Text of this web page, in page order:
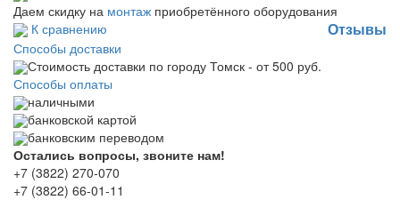
Даем скидку на монтаж приобретённого оборудования
К сравнению
Отзывы
Способы доставки
Стоимость доставки по городу Томск - от 500 руб.
Способы оплаты
наличными
банковской картой
банковским переводом
Остались вопросы, звоните нам!
+7 (3822) 270-070
+7 (3822) 66-01-11